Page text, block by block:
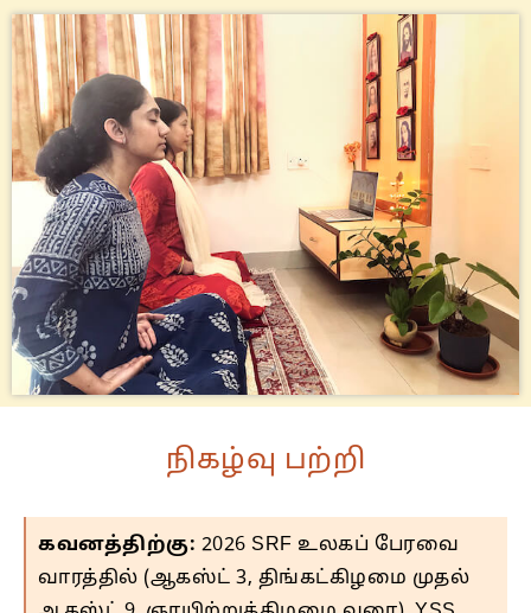
நிகழ்வு பற்றி
கவனத்திற்கு: 2026 SRF உலகப் பேரவை
வாரத்தில் (ஆகஸ்ட் 3, திங்கட்கிழமை முதல்